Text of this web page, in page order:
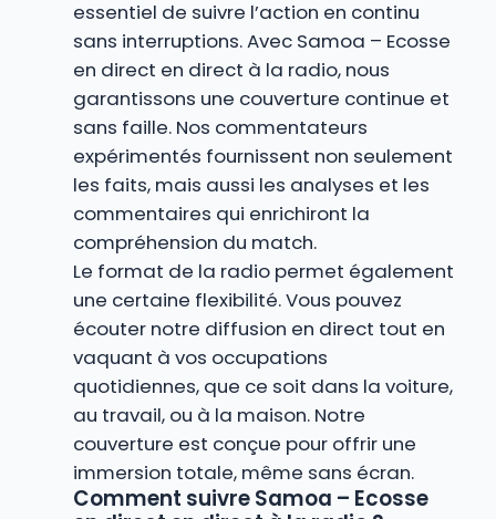
essentiel de suivre l’action en continu
sans interruptions. Avec Samoa – Ecosse
en direct en direct à la radio, nous
garantissons une couverture continue et
sans faille. Nos commentateurs
expérimentés fournissent non seulement
les faits, mais aussi les analyses et les
commentaires qui enrichiront la
compréhension du match.
Le format de la radio permet également
une certaine flexibilité. Vous pouvez
écouter notre diffusion en direct tout en
vaquant à vos occupations
quotidiennes, que ce soit dans la voiture,
au travail, ou à la maison. Notre
couverture est conçue pour offrir une
immersion totale, même sans écran.
Comment suivre Samoa – Ecosse